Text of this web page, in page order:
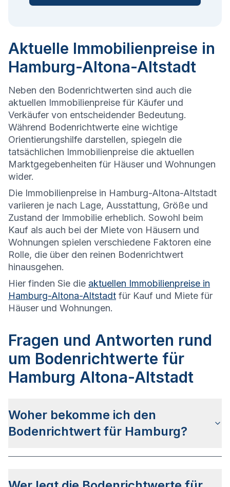
Aktuelle Immobilienpreise in
Hamburg-Altona-Altstadt
Neben den Bodenrichtwerten sind auch die
aktuellen Immobilienpreise für Käufer und
Verkäufer von entscheidender Bedeutung.
Während Bodenrichtwerte eine wichtige
Orientierungshilfe darstellen, spiegeln die
tatsächlichen Immobilienpreise die aktuellen
Marktgegebenheiten für Häuser und Wohnungen
wider.
Die Immobilienpreise in Hamburg-Altona-Altstadt
variieren je nach Lage, Ausstattung, Größe und
Zustand der Immobilie erheblich. Sowohl beim
Kauf als auch bei der Miete von Häusern und
Wohnungen spielen verschiedene Faktoren eine
Rolle, die über den reinen Bodenrichtwert
hinausgehen.
Hier finden Sie die aktuellen Immobilienpreise in
Hamburg-Altona-Altstadt für Kauf und Miete für
Häuser und Wohnungen.
Fragen und Antworten rund
um Bodenrichtwerte für
Hamburg Altona-Altstadt
Woher bekomme ich den
Bodenrichtwert für Hamburg?